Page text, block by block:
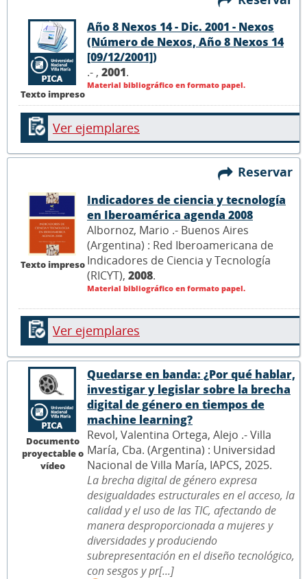
Texto impreso
Año 8 Nexos 14 - Dic. 2001 - Nexos
(Número de Nexos, Año 8 Nexos 14
[09/12/2001])
.- , 2001.
Material bibliográfico en formato papel.
Ver ejemplares
Reservar
Texto impreso
Indicadores de ciencia y tecnología
en Iberoamérica agenda 2008
Albornoz, Mario .- Buenos Aires
(Argentina) : Red Iberoamericana de
Indicadores de Ciencia y Tecnología
(RICYT), 2008.
Material bibliográfico en formato papel.
Ver ejemplares
Documento
proyectable o
vídeo
Quedarse en banda: ¿Por qué hablar,
investigar y legislar sobre la brecha
digital de género en tiempos de
machine learning?
Revol, Valentina Ortega, Alejo .- Villa
María, Cba. (Argentina) : Universidad
Nacional de Villa María, IAPCS, 2025.
La brecha digital de género expresa
desigualdades estructurales en el acceso, la
calidad y el uso de las TIC, afectando de
manera desproporcionada a mujeres y
diversidades y produciendo
subrepresentación en el diseño tecnológico,
con sesgos y pr[...]